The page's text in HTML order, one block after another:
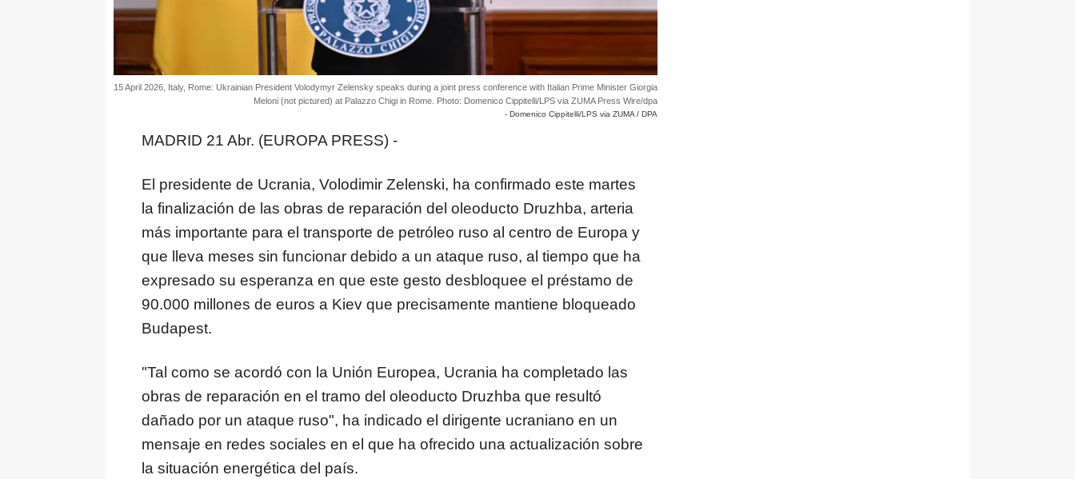
15 April 2026, Italy, Rome: Ukrainian President Volodymyr Zelensky speaks during a joint press conference with Italian Prime Minister Giorgia
Meloni (not pictured) at Palazzo Chigi in Rome. Photo: Domenico Cippitelli/LPS via ZUMA Press Wire/dpa
- Domenico Cippitelli/LPS via ZUMA / DPA
MADRID 21 Abr. (EUROPA PRESS) -
El presidente de Ucrania, Volodimir Zelenski, ha confirmado este martes
la finalización de las obras de reparación del oleoducto Druzhba, arteria
más importante para el transporte de petróleo ruso al centro de Europa y
que lleva meses sin funcionar debido a un ataque ruso, al tiempo que ha
expresado su esperanza en que este gesto desbloquee el préstamo de
90.000 millones de euros a Kiev que precisamente mantiene bloqueado
Budapest.
"Tal como se acordó con la Unión Europea, Ucrania ha completado las
obras de reparación en el tramo del oleoducto Druzhba que resultó
dañado por un ataque ruso", ha indicado el dirigente ucraniano en un
mensaje en redes sociales en el que ha ofrecido una actualización sobre
la situación energética del país.